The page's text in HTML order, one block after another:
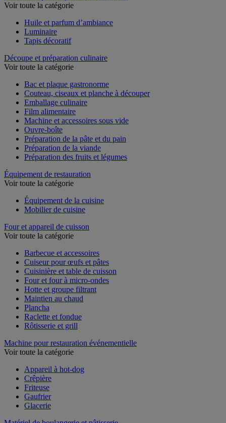
Décoration pour espace de restauration
Huile et parfum d’ambiance
Luminaire
Découpe et préparation culinaire
Bac et plaque gastronorme
Couteau, ciseaux et planche à découper
Emballage culinaire
Film alimentaire
Machine et accessoires sous vide
Ouvre-boîte
Préparation de la pâte et du pain
Préparation de la viande
Équipement de restauration
Équipement de la cuisine
Four et appareil de cuisson
Barbecue et accessoires
Cuiseur pour œufs et pâtes
Cuisinière et table de cuisson
Four et four à micro-ondes
Hotte et groupe filtrant
Maintien au chaud
Plancha
Raclette et fondue
Machine pour restauration événementielle
Appareil à hot-dog
Crêpière
Friteuse
Gaufrier